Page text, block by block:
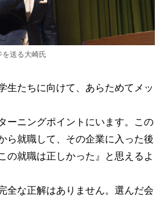
送る大崎氏
生たちに向けて、あらためてメッ
ーニングポイントにいます。この
ら就職して、その企業に入った後
の就職は正しかった』と思えるよ
全な正解はありません。選んだ会